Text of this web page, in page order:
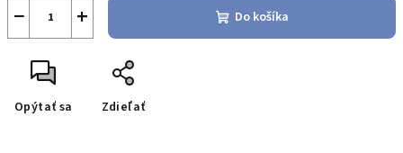
+
− Do košíka
Opýtať sa Zdieľať